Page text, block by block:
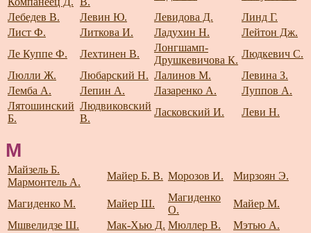
Лебедев В.
Левин Ю. Левидова Д.
Линд Г.
Лист Ф.
Литкова И. Ладухин Н.
Лейтон Дж.
Ле Куппе Ф.
Лехтинен В.
Лонгшамп-
Друшкевичова К.
Людкевич С.
Люлли Ж.
Любарский Н. Лалинов М.
Левина З.
Лемба А.
Лепин А. Лазаренко А.
Луппов А.
Лятошинский
Б.
Людвиковский
В.
Ласковский И. Леви Н.
М
Майзель Б.
Мармонтель А.
Майер Б. В. Морозов И. Мирзоян Э.
Магиденко М. Майер Ш.
Магиденко
О.
Майер М.
Мшвелидзе Ш.
Мак-Хью Д. Мюллер В.
Мэтью А.